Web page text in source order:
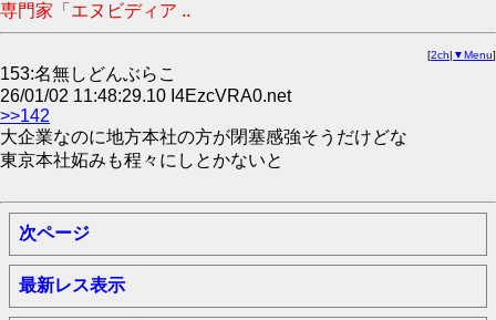
専門家「エヌビディア ..
[2ch| ▼Menu]
153:名無しどんぶらこ
26/01/02 11:48:29.10 I4EzcVRA0.net
>>142
大企業なのに地方本社の方が閉塞感強そうだけどな
東京本社妬みも程々にしとかないと
次ページ
最新レス表示